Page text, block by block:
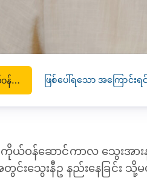
Anaemia in Pregnancy (ကိုယ်ဝန်ဆောင်ကာလ သွေးအားနည်းရောဂါ) ဖြစ်ပေါ်ရသော အကြောင်းရင်
ကိုယ်ဝန်ဆောင်ကာလ သွေးအားန
တွင်းသွေးနီဥ နည်းနေခြင်